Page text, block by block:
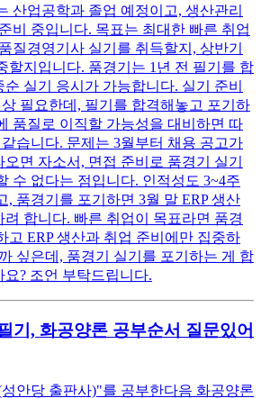
산업공학과 졸업 예정이고, 생산관리
비 중입니다. 목표는 최대한 빠른 취업
질경영기사 실기를 취득할지, 상반기
할지입니다. 품경기는 1년 전 필기를 합
순 실기 응시가 가능합니다. 실기 준비
필요한데, 필기를 합격해놓고 포기하
품질로 이직할 가능성을 대비하면 따
습니다. 문제는 3월부터 채용 공고가
면 자소서, 면접 준비로 품경기 실기
수 없다는 점입니다. 인적성도 3~4주
, 품경기를 포기하면 3월 말 ERP 생산
려 합니다. 빠른 취업이 목표라면 품경
고 ERP 생산과 취업 준비에만 집중하
싶은데, 품경기 실기를 포기하는 게 합
? 조언 부탁드립니다.
기, 화공양론 공부순서 질문있어
안당 출판사)"를 공부한다음 화공양론